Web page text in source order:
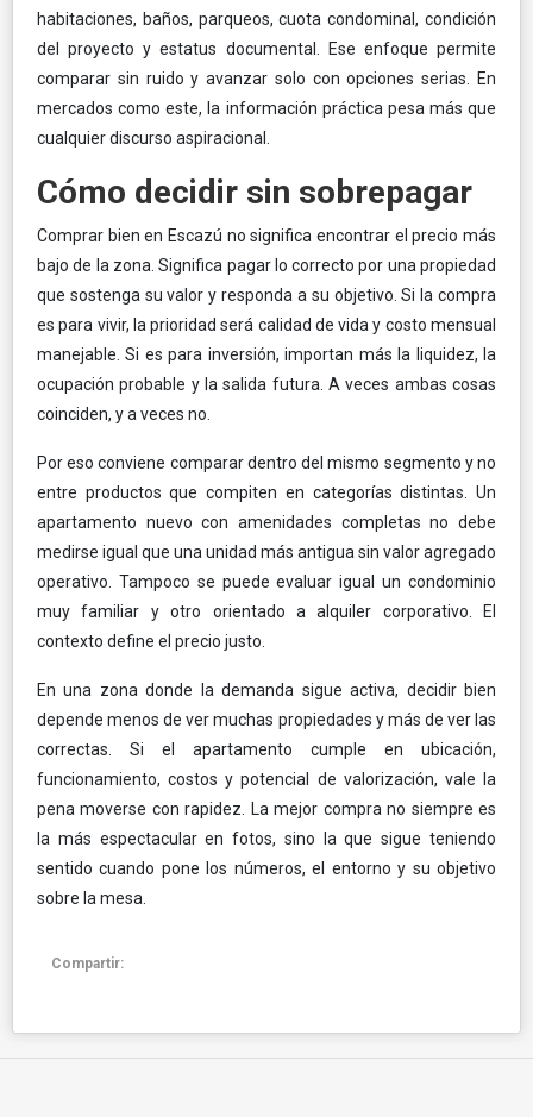
habitaciones, baños, parqueos, cuota condominal, condición
del proyecto y estatus documental. Ese enfoque permite
comparar sin ruido y avanzar solo con opciones serias. En
mercados como este, la información práctica pesa más que
cualquier discurso aspiracional.
Cómo decidir sin sobrepagar
Comprar bien en Escazú no significa encontrar el precio más
bajo de la zona. Significa pagar lo correcto por una propiedad
que sostenga su valor y responda a su objetivo. Si la compra
es para vivir, la prioridad será calidad de vida y costo mensual
manejable. Si es para inversión, importan más la liquidez, la
ocupación probable y la salida futura. A veces ambas cosas
coinciden, y a veces no.
Por eso conviene comparar dentro del mismo segmento y no
entre productos que compiten en categorías distintas. Un
apartamento nuevo con amenidades completas no debe
medirse igual que una unidad más antigua sin valor agregado
operativo. Tampoco se puede evaluar igual un condominio
muy familiar y otro orientado a alquiler corporativo. El
contexto define el precio justo.
En una zona donde la demanda sigue activa, decidir bien
depende menos de ver muchas propiedades y más de ver las
correctas. Si el apartamento cumple en ubicación,
funcionamiento, costos y potencial de valorización, vale la
pena moverse con rapidez. La mejor compra no siempre es
la más espectacular en fotos, sino la que sigue teniendo
sentido cuando pone los números, el entorno y su objetivo
sobre la mesa.
Compartir: